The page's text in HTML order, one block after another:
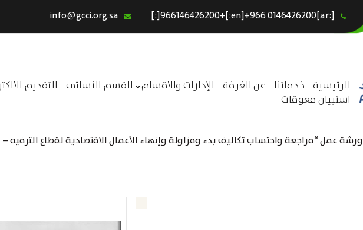
[:ar]966146426200+[:en]+966 0146426200[:]
الرئيسية خدماتنا عن الغرفة الإدارات والاقسام القسم النسائى التقديم
استبيان معوقات
الرئيسية
عن الغرفة
القسم النسائى
التقديم الالكترونى
ورشة عمل “مراجعة واحتساب تكاليف بدء ومزاولة وإنهاء الأعمال الاقتصادية لقطاع الترفيه –